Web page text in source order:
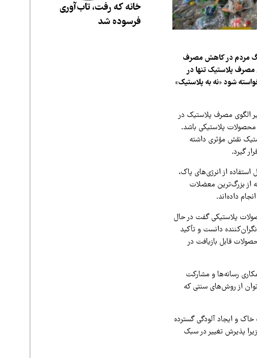
مردم در کاهش مصرف
پلاستیک تنها در
شود «نه به پلاستیک»
الگوی مصرف پلاستیک در
پلاستیکی باشد.
نقش مؤثری داشته
گیرد.
از انرژی‌های پاک،
از بزرگ‌ترین معضلات
داده‌اند.
پلاستیکی گفت در حال
دانست و تأکید
قابل بازیافت در
رسانه‌ها و مشارکت
از روش‌های سنتی که
و ایجاد آلودگی گسترده
پذیرش تغییر در سبک
خانه که رفت، تاب‌آوری
فرسوده شد